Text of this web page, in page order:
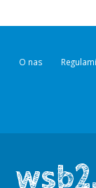
O nas